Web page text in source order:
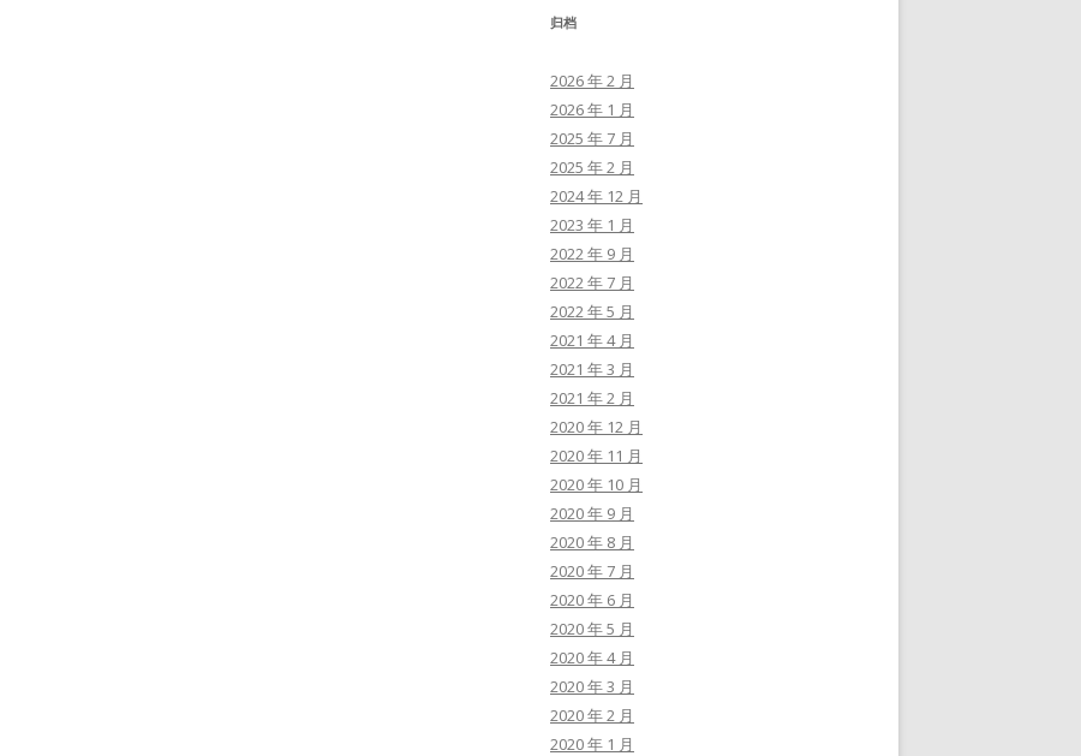
归档
2026 年 2 月
2026 年 1 月
2025 年 7 月
2025 年 2 月
2024 年 12 月
2023 年 1 月
2022 年 9 月
2022 年 7 月
2022 年 5 月
2021 年 4 月
2021 年 3 月
2021 年 2 月
2020 年 12 月
2020 年 11 月
2020 年 10 月
2020 年 9 月
2020 年 8 月
2020 年 7 月
2020 年 6 月
2020 年 5 月
2020 年 4 月
2020 年 3 月
2020 年 2 月
2020 年 1 月